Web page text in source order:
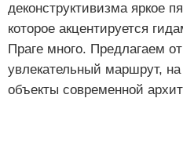
деконструктивизма яркое
которое акцентируется
Праге много. Предлагаем
увлекательный маршрут, на
объекты современной